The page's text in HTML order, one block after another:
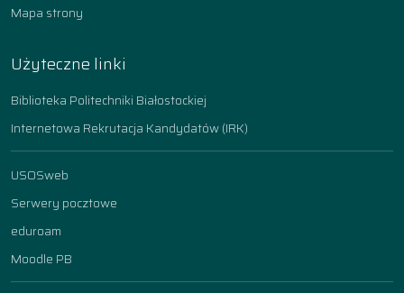
Mapa strony
Użyteczne linki
Biblioteka Politechniki Białostockiej
Internetowa Rekrutacja Kandydatów (IRK)
USOSweb
Serwery pocztowe
eduroam
Moodle PB